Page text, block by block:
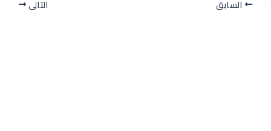
السابق التالي